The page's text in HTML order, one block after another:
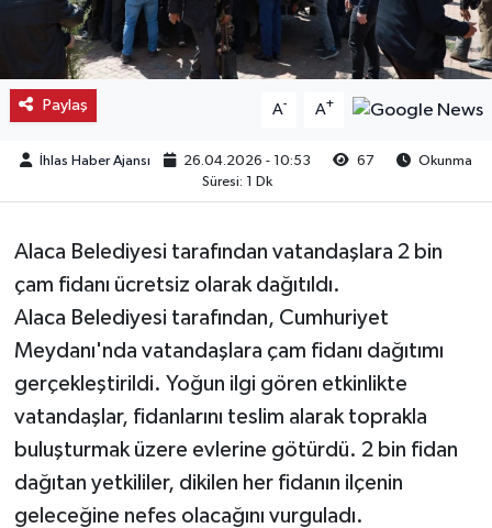
Paylaş A- A+
İhlas Haber Ajansı 26.04.2026 - 10:53 67
Okunma
Süresi: 1 Dk
Alaca Belediyesi tarafından vatandaşlara 2 bin
çam fidanı ücretsiz olarak dağıtıldı.
Alaca Belediyesi tarafından, Cumhuriyet
Meydanı'nda vatandaşlara çam fidanı dağıtımı
gerçekleştirildi. Yoğun ilgi gören etkinlikte
vatandaşlar, fidanlarını teslim alarak toprakla
buluşturmak üzere evlerine götürdü. 2 bin fidan
dağıtan yetkililer, dikilen her fidanın ilçenin
geleceğine nefes olacağını vurguladı.
Kargı
Laçin
Mecitözü
Oğuzlar
Ortaköy
Osmancık
Sungurlu
Uğurludağ
Sağlık